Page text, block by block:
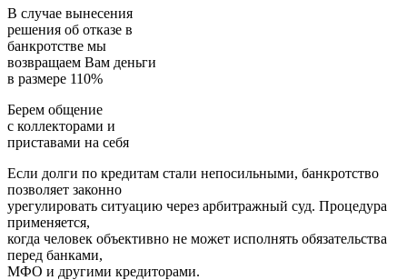
В случае вынесения
решения об отказе в
банкротстве мы
возвращаем Вам деньги
в размере 110%
Берем общение
с коллекторами и
приставами на себя
Если долги по кредитам стали непосильными, банкротство
позволяет законно
урегулировать ситуацию через арбитражный суд. Процедура
применяется,
когда человек объективно не может исполнять обязательства
перед банками,
МФО и другими кредиторами.